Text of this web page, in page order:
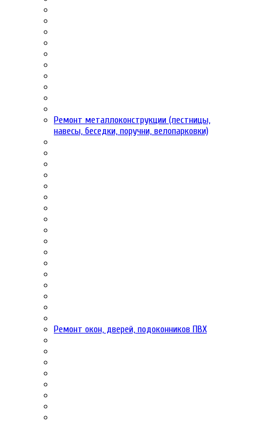
Ремонт металлоконструкции (лестницы,
навесы, беседки, поручни, велопарковки)
Ремонт окон, дверей, подоконников ПВХ